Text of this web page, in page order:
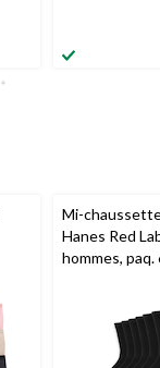
Mi-
Hanes Red
hommes, paq.